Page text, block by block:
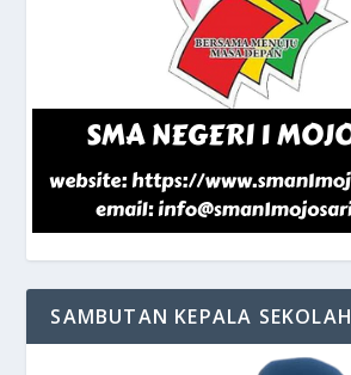
SAMBUTAN KEPALA SEKOLAH